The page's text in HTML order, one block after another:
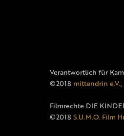
Verantwortlich für
©2018 mittendrin e.V.
Filmrechte DIE
©2018 S.U.M.O. Film